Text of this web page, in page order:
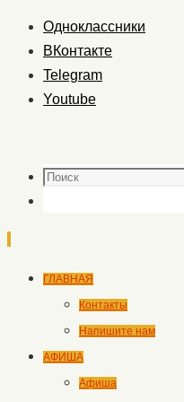
Одноклассники
ВКонтакте
Telegram
Youtube
Поиск
Перейти
содержимому
ГЛАВНАЯ
Контакты
Напишите нам
АФИША
Афиша